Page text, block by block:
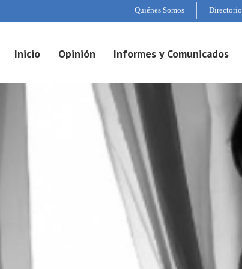
Quiénes Somos Directorio
Inicio Opinión Informes y Comunicados